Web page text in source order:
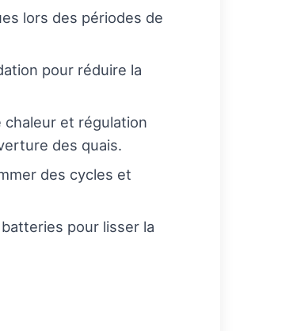
lors des périodes de
pour réduire la
et régulation
des quais.
des cycles et
pour lisser la